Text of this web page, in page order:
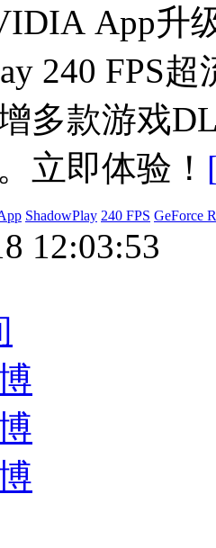
App升
240 FPS
多款游戏
立即体验！
ShadowPlay 240 FPS GeForce
12:03:53